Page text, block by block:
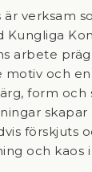
är verksam
Kungliga
arbete
och
form och
skapar
förskjuts
och kaos